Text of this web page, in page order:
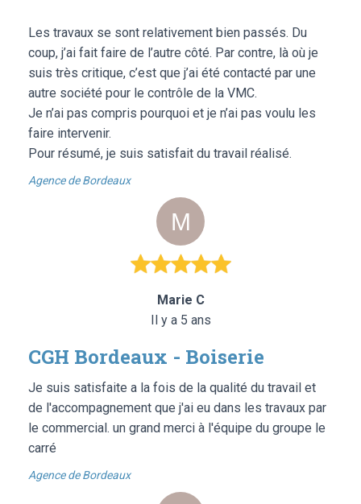
Les travaux se sont relativement bien passés. Du
coup, j’ai fait faire de l’autre côté. Par contre, là où je
suis très critique, c’est que j’ai été contacté par une
autre société pour le contrôle de la VMC.
Je n’ai pas compris pourquoi et je n’ai pas voulu les
faire intervenir.
Pour résumé, je suis satisfait du travail réalisé.
Agence de Bordeaux
Marie C
Il y a 5 ans
CGH Bordeaux - Boiserie
Je suis satisfaite a la fois de la qualité du travail et
de l'accompagnement que j'ai eu dans les travaux par
le commercial. un grand merci à l'équipe du groupe le
carré
Agence de Bordeaux